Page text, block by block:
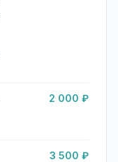
2 000 ₽
3 500 ₽